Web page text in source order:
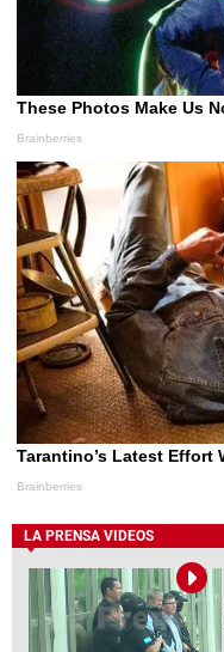
LA PRENSA VIDEOS